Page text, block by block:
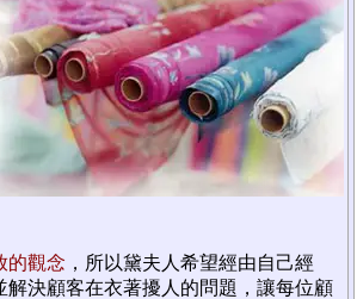
的觀念 ，所以黛夫人希望經由自己經
解決顧客在衣著擾人的問題，讓每位顧